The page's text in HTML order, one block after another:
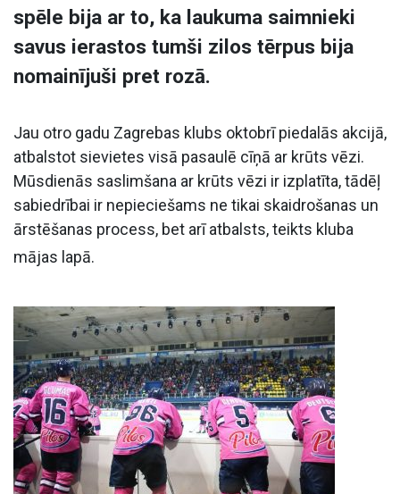
spēle bija ar to, ka laukuma saimnieki
savus ierastos tumši zilos tērpus bija
nomainījuši pret rozā.
Jau otro gadu Zagrebas klubs oktobrī piedalās akcijā,
atbalstot sievietes visā pasaulē cīņā ar krūts vēzi.
Mūsdienās saslimšana ar krūts vēzi ir izplatīta, tādēļ
sabiedrībai ir nepieciešams ne tikai skaidrošanas un
ārstēšanas process, bet arī atbalsts, teikts kluba
mājas lapā.